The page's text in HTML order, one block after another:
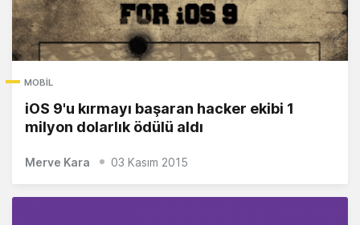
MOBIL
iOS 9'u kırmayı başaran hacker ekibi 1
milyon dolarlık ödülü aldı
Merve Kara 03 Kasım 2015